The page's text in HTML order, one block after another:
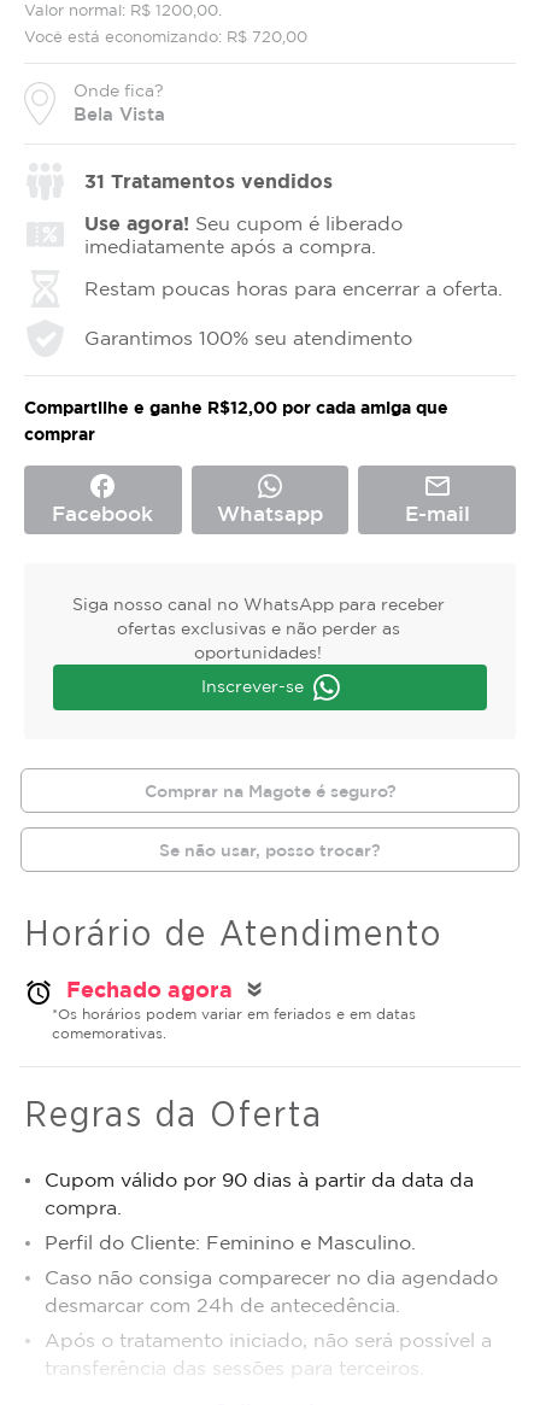
Valor normal: R$ 1200,00.
Você está economizando: R$ 720,00
Onde fica?
Bela Vista
31 Tratamentos vendidos
Use agora! Seu cupom é liberado
imediatamente após a compra.
Restam poucas horas para encerrar a oferta.
Garantimos 100% seu atendimento
Compartilhe e ganhe R$12,00 por cada amiga que
comprar
facebook
Facebook Whatsapp
mail_outline
E-mail
Siga nosso canal no WhatsApp para receber
ofertas exclusivas e não perder as
oportunidades!
Inscrever-se
Comprar na Magote é seguro?
Se não usar, posso trocar?
Horário de Atendimento
alarm Fechado agora double_arrow
*Os horários podem variar em feriados e em datas
comemorativas.
Regras da Oferta
Cupom válido por 90 dias à partir da data da
compra.
Perfil do Cliente: Feminino e Masculino.
Caso não consiga comparecer no dia agendado
desmarcar com 24h de antecedência.
Após o tratamento iniciado, não será possível a
transferência das sessões para terceiros.